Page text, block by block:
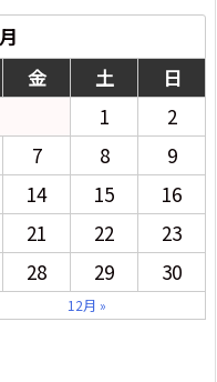
金 土
日
1
2
7 8
9
14 15
16
21 22
23
28 29 30
12月 »